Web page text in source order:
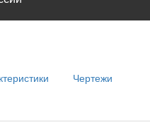
Чертежи